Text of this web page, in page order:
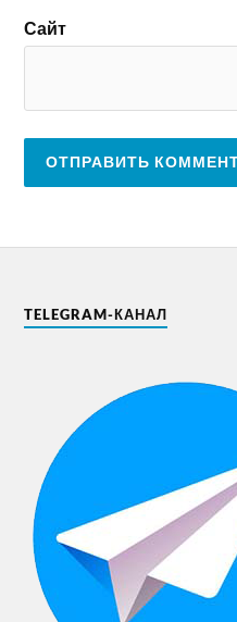
Сайт
TELEGRAM-КАНАЛ